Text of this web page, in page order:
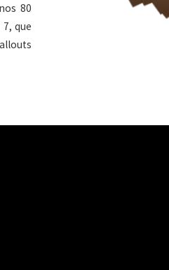
80
que